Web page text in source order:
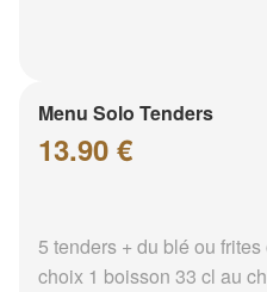
Menu Solo Tenders
13.90 €
5 tenders + du blé ou
choix 1 boisson 33 cl au